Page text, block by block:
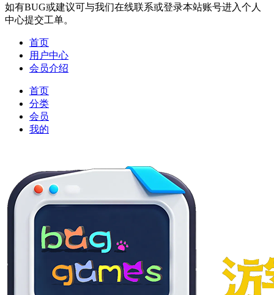
如有BUG或建议可与我们在线联系或登录本站账号进入个人
中心提交工单。
首页
用户中心
会员介绍
首页
分类
会员
我的